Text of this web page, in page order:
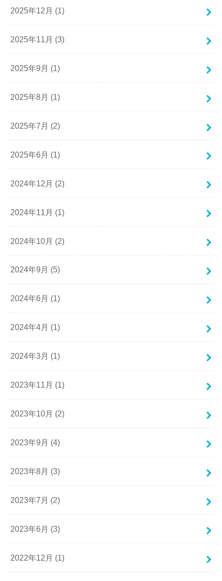
2025年12月 (1)
2025年11月 (3)
2025年9月 (1)
2025年8月 (1)
2025年7月 (2)
2025年6月 (1)
2024年12月 (2)
2024年11月 (1)
2024年10月 (2)
2024年9月 (5)
2024年6月 (1)
2024年4月 (1)
2024年3月 (1)
2023年11月 (1)
2023年10月 (2)
2023年9月 (4)
2023年8月 (3)
2023年7月 (2)
2023年6月 (3)
2022年12月 (1)